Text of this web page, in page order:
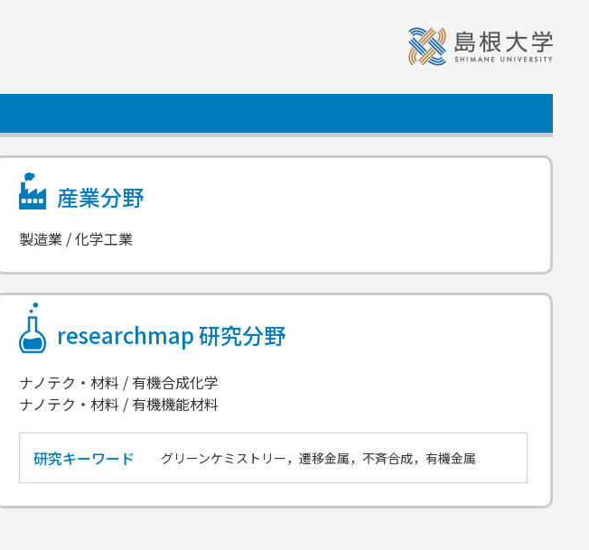
産業分野
製造業 / 化学工業
researchmap研究分野
ナノテク・材料 / 有機合成化学
ナノテク・材料 / 有機機能材料
研究キーワード グリーンケミストリー，遷移金属，不斉合成，有機金属